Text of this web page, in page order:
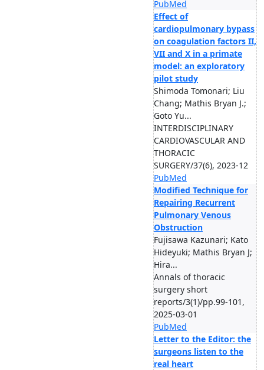
PubMed
Effect of
cardiopulmonary bypass
on coagulation factors II,
VII and X in a primate
model: an exploratory
pilot study
Shimoda Tomonari; Liu
Chang; Mathis Bryan J.;
Goto Yu...
INTERDISCIPLINARY
CARDIOVASCULAR AND
THORACIC
SURGERY/37(6), 2023-12
PubMed
Modified Technique for
Repairing Recurrent
Pulmonary Venous
Obstruction
Fujisawa Kazunari; Kato
Hideyuki; Mathis Bryan J;
Hira...
Annals of thoracic
surgery short
reports/3(1)/pp.99-101,
2025-03-01
PubMed
Letter to the Editor: the
surgeons listen to the
real heart